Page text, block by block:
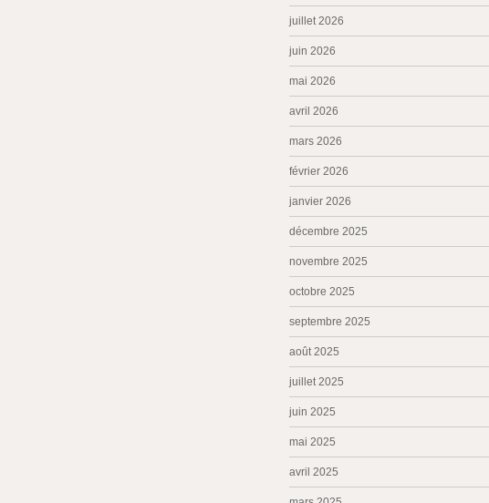
juillet 2026
juin 2026
mai 2026
avril 2026
mars 2026
février 2026
janvier 2026
décembre 2025
novembre 2025
octobre 2025
septembre 2025
août 2025
juillet 2025
juin 2025
mai 2025
avril 2025